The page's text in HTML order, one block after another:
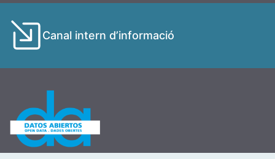
Canal intern d’informació